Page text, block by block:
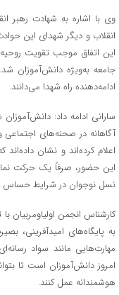
وی با اشاره به شهادت رهبر
انقلاب و دیگر شهدای این
این اتفاق موجب تقویت
جامعه به‌ویژه دانش‌آموزان
ادامه‌دهنده راه شهدا می‌دانند.
سارانی ادامه داد:
آگاهانه در صحنه‌های اجتماعی
اعلام کرده‌اند و نشان
این حضور، صرفاً یک حرکت
نسل نوجوان در شرایط حساس
کارشناس انجمن
به پایگاه‌های امیدآفرینی،
مهارت‌هایی مانند سواد
امروز دانش‌آموزان است تا
هوشمندانه عمل کنند.